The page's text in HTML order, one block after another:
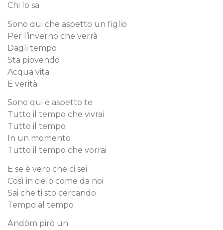
Chi lo sa
Sono qui che aspetto un figlio
Per l’inverno che verrà
Dagli tempo
Sta piovendo
Acqua vita
E verità
Sono qui e aspetto te
Tutto il tempo che vivrai
Tutto il tempo
In un momento
Tutto il tempo che vorrai
E se è vero che ci sei
Così in cielo come da noi
Sai che ti sto cercando
Tempo al tempo
Ändòm pirò un